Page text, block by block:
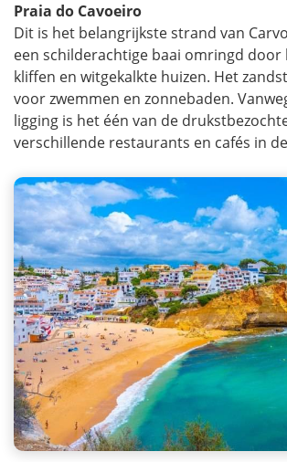
Praia do Cavoeiro
Dit is het belangrijkste strand van
een schilderachtige baai omringd door
kliffen en witgekalkte huizen. Het
voor zwemmen en zonnebaden.
ligging is het één van de
verschillende restaurants en cafés in